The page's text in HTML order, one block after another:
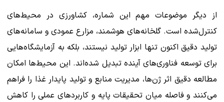
از دیگر موضوعات مهم این شماره، کشاورزی در محیط‌های
کنترل‌شده است. گلخانه‌های هوشمند، مزارع عمودی و سامانه‌های
تولید دقیق اکنون تنها ابزار تولید نیستند، بلکه به آزمایشگاه‌هایی
برای توسعه فناوری‌های آینده تبدیل شده‌اند. این محیط‌ها امکان
مطالعه دقیق اثر ژن‌ها، مدیریت منابع و تولید پایدار غذا را فراهم
می‌کنند و فاصله میان تحقیقات پایه و کاربردهای عملی را کاهش